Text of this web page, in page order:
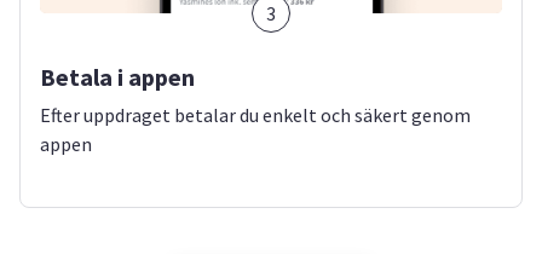
3
Betala i appen
Efter uppdraget betalar du enkelt och säkert genom
appen